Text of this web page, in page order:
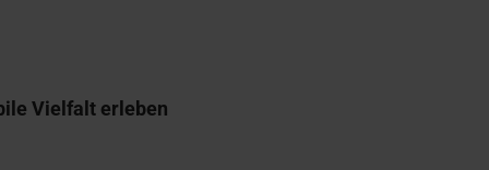
Vielfalt erleben